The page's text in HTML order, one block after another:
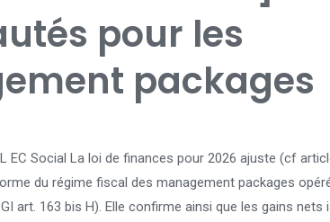
pour les
packages
EC Social La loi de finances pour 2026 ajuste (cf
du régime fiscal des management packages
art. 163 bis H). Elle confirme ainsi que les gains nets